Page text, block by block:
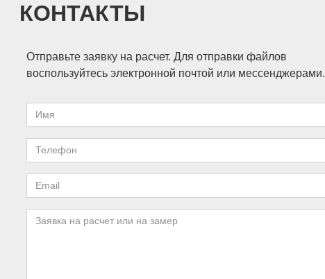
КОНТАКТЫ
Отправьте заявку на расчет. Для отправки файлов
воспользуйтесь электронной почтой или мессенджерами.